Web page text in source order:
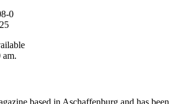
0
based in Aschaffenburg and has been